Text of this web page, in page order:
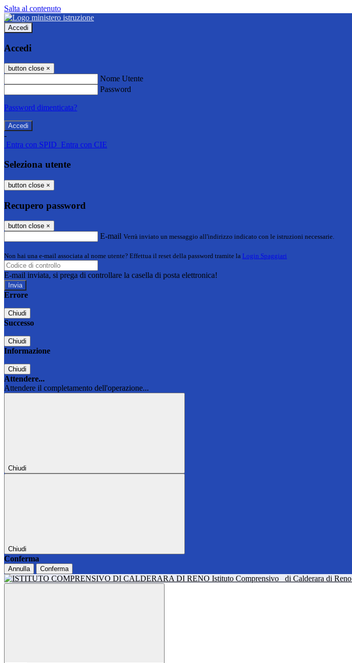
Salta al contenuto
Accedi
Accedi
button close ×
Nome Utente
Password
Password dimenticata?
-
Entra con SPID Entra con CIE
Seleziona utente
button close ×
Recupero password
button close ×
E-mail Verrà inviato un messaggio all'indirizzo indicato con le istruzioni necessarie.
Non hai una e-mail associata al nome utente? Effettua il reset della password tramite la Login Spaggiari
E-mail inviata, si prega di controllare la casella di posta elettronica!
Errore
Chiudi
Successo
Chiudi
Informazione
Chiudi
Attendere...
Attendere il completamento dell'operazione...
Chiudi
Chiudi
Conferma
Annulla Conferma
Istituto Comprensivo di Calderara di Reno